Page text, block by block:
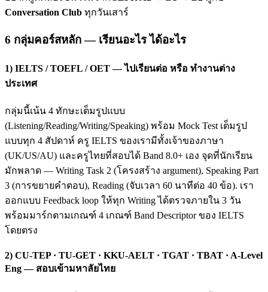
Conversation Club ทุกวันเสาร์
6 กลุ่มคอร์สหลัก — เรียนอะไร ได้อะไร
1) IELTS / TOEFL / OET — ไปเรียนต่อ หรือ ทำงานต่าง
ประเทศ
กลุ่มนี้เน้น 4 ทักษะเต็มรูปแบบ
(Listening/Reading/Writing/Speaking) พร้อม Mock Test เต็มรูป
แบบทุก 4 สัปดาห์ ครู IELTS ของเรามีทั้งเจ้าของภาษา
(UK/US/AU) และครูไทยที่สอบได้ Band 8.0+ เอง จุดที่นักเรียน
มักพลาด — Writing Task 2 (โครงสร้าง argument), Speaking Part
3 (การขยายคำตอบ), Reading (จับเวลา 60 นาทีต่อ 40 ข้อ). เรา
ออกแบบ Feedback loop ให้ทุก Writing ได้ตรวจภายใน 3 วัน
พร้อมมาร์กตามเกณฑ์ 4 เกณฑ์ Band Descriptor ของ IELTS
โดยตรง
2) CU-TEP · TU-GET · KKU-AELT · TGAT · TBAT · A-Level
Eng — สอบเข้ามหาลัยไทย